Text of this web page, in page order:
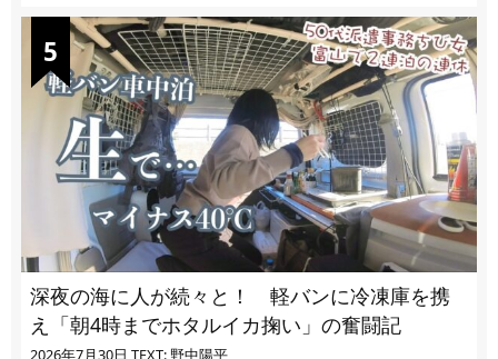
深夜の海に人が続々と！ 軽バンに冷凍庫を携
え「朝4時までホタルイカ掬い」の奮闘記
2026年7月30日 TEXT: 野中陽平